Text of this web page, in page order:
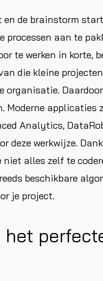
en de brainstorm
processen aan te
te werken in korte,
die kleine
organisatie.
Moderne applicaties
Analytics,
deze werkwijze.
niet alles zelf te
beschikbare
je project.
het